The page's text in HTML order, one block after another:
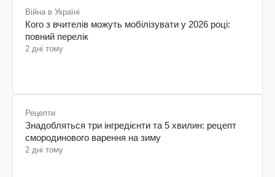
Війна в Україні
Кого з вчителів можуть мобілізувати у 2026 році:
повний перелік
2 дні тому
Рецепти
Знадобляться три інгредієнти та 5 хвилин: рецепт
смородинового варення на зиму
2 дні тому